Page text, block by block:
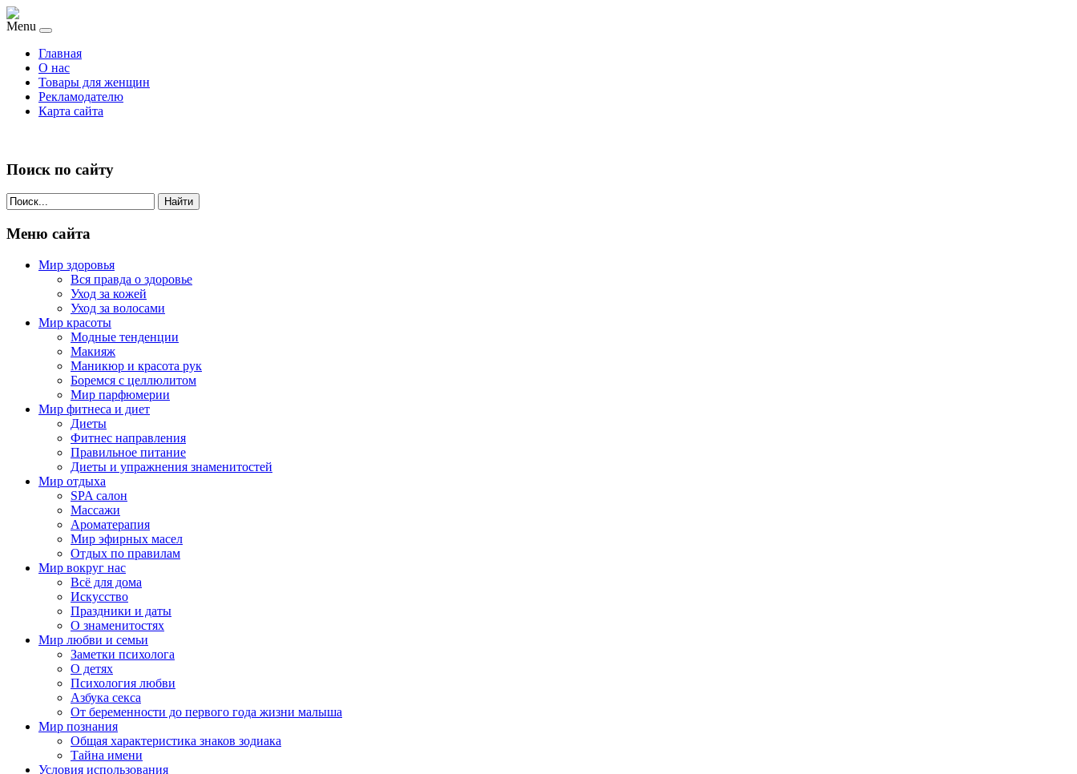
Menu
Главная
О нас
Товары для женщин
Рекламодателю
Карта сайта
Поиск по сайту
Найти
Меню сайта
Мир здоровья
Вся правда о здоровье
Уход за кожей
Уход за волосами
Мир красоты
Модные тенденции
Макияж
Маникюр и красота рук
Боремся с целлюлитом
Мир парфюмерии
Мир фитнеса и диет
Диеты
Фитнес направления
Правильное питание
Диеты и упражнения знаменитостей
Мир отдыха
SPA салон
Массажи
Ароматерапия
Мир эфирных масел
Отдых по правилам
Мир вокруг нас
Всё для дома
Искусство
Праздники и даты
О знаменитостях
Мир любви и семьи
Заметки психолога
О детях
Психология любви
Азбука секса
От беременности до первого года жизни малыша
Мир познания
Общая характеристика знаков зодиака
Тайна имени
Условия использования